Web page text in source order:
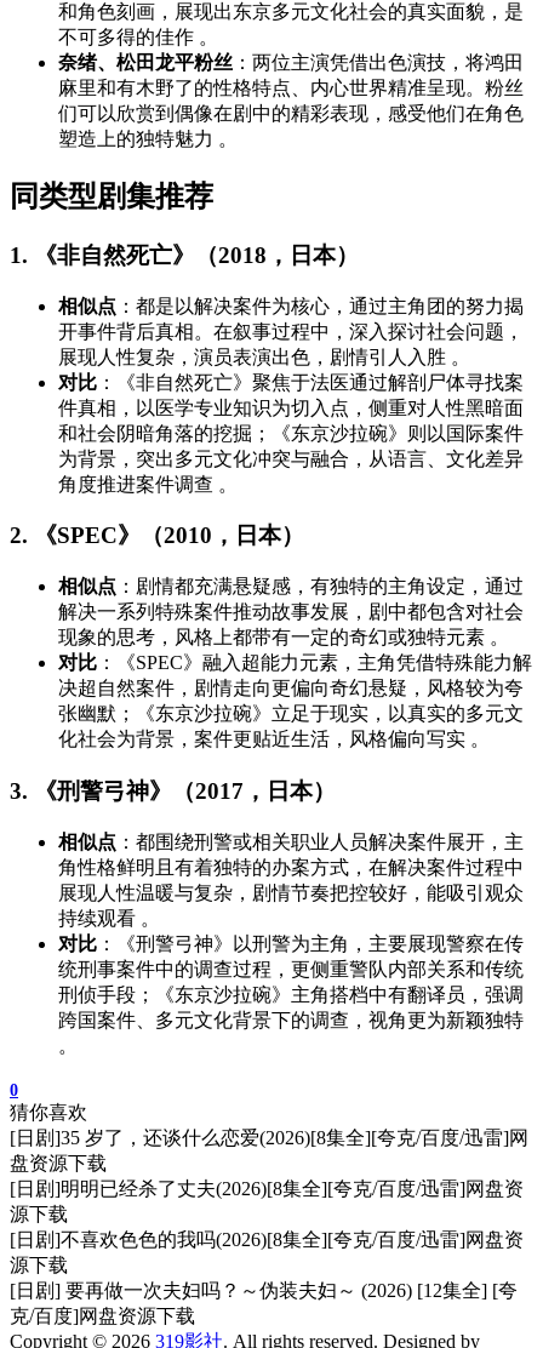
和角色刻画，展现出东京多元文化社会的真实面貌，是
不可多得的佳作 。
奈绪、松田龙平粉丝 ：两位主演凭借出色演技，将鸿田
麻里和有木野了的性格特点、内心世界精准呈现。粉丝
们可以欣赏到偶像在剧中的精彩表现，感受他们在角色
塑造上的独特魅力 。
同类型剧集推荐
1. 《非自然死亡》（2018，日本）
相似点 ：都是以解决案件为核心，通过主角团的努力揭
开事件背后真相。在叙事过程中，深入探讨社会问题，
展现人性复杂，演员表演出色，剧情引人入胜 。
对比 ：《非自然死亡》聚焦于法医通过解剖尸体寻找案
件真相，以医学专业知识为切入点，侧重对人性黑暗面
和社会阴暗角落的挖掘；《东京沙拉碗》则以国际案件
为背景，突出多元文化冲突与融合，从语言、文化差异
角度推进案件调查 。
2. 《SPEC》（2010，日本）
相似点 ：剧情都充满悬疑感，有独特的主角设定，通过
解决一系列特殊案件推动故事发展，剧中都包含对社会
现象的思考，风格上都带有一定的奇幻或独特元素 。
对比 ：《SPEC》融入超能力元素，主角凭借特殊能力解
决超自然案件，剧情走向更偏向奇幻悬疑，风格较为夸
张幽默；《东京沙拉碗》立足于现实，以真实的多元文
化社会为背景，案件更贴近生活，风格偏向写实 。
3. 《刑警弓神》（2017，日本）
相似点 ：都围绕刑警或相关职业人员解决案件展开，主
角性格鲜明且有着独特的办案方式，在解决案件过程中
展现人性温暖与复杂，剧情节奏把控较好，能吸引观众
持续观看 。
对比 ：《刑警弓神》以刑警为主角，主要展现警察在传
统刑事案件中的调查过程，更侧重警队内部关系和传统
刑侦手段；《东京沙拉碗》主角搭档中有翻译员，强调
跨国案件、多元文化背景下的调查，视角更为新颖独特
。
0
猜你喜欢
[日剧]35 岁了，还谈什么恋爱(2026)[8集全][夸克/百度/迅雷]网
盘资源下载
[日剧]明明已经杀了丈夫(2026)[8集全][夸克/百度/迅雷]网盘资
源下载
[日剧]不喜欢色色的我吗(2026)[8集全][夸克/百度/迅雷]网盘资
源下载
[日剧] 要再做一次夫妇吗？～伪装夫妇～ (2026) [12集全] [夸
克/百度]网盘资源下载
Copyright © 2026 319影社. All rights reserved. Designed by